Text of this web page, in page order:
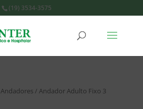
(19) 3534-3575
Andadores / Andador Adulto Fixo 3